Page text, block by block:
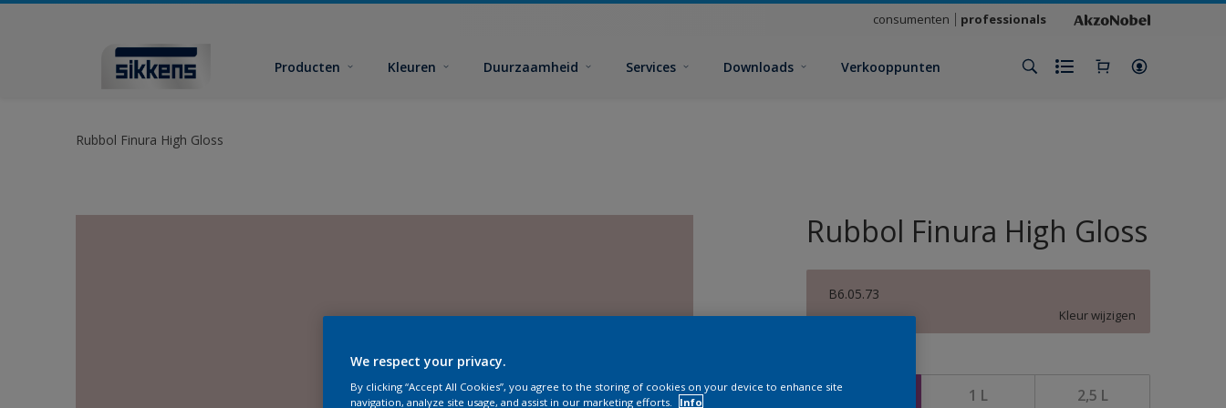
consumenten professionals
Producten Kleuren Duurzaamheid Services Downloads Verkooppunten
Rubbol Finura High Gloss
Rubbol Finura High Gloss
B6.05.73
Kleur wijzigen
500 ML 1 L 2,5 L
We respect your privacy.
By clicking “Accept All Cookies”, you agree to the storing of cookies on your device to enhance site
navigation, analyze site usage, and assist in our marketing efforts.
Info